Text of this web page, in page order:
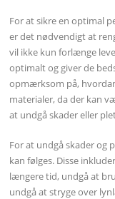
For at sikre en optimal
er det nødvendigt at
vil ikke kun forlænge
optimalt og giver de
opmærksom på,
materialer, da der kan
at undgå skader eller
For at undgå skader og
kan følges. Disse
længere tid, undgå at
undgå at stryge over